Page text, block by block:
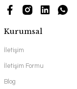
Kurumsal
İletişim
İletişim Formu
Blog